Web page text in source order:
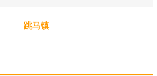
跳马镇